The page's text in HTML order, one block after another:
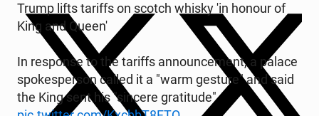
Trump lifts tariffs on scotch whisky 'in honour of
King and Queen'
In re­spon­se to the tariffs an­no­un­ce­ment, a palace
spo­ke­sper­son called it a "warm gesture" and said
the King sent his "sincere gra­ti­tu­de"